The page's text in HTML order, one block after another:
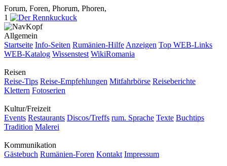
Forum, Foren, Phorum, Phoren,
1
Allgemein
Startseite Info-Seiten Rumänien-Hilfe Anzeigen Top WEB-Links
WEB-Katalog Wissenstest WikiRomania
Reisen
Reise-Tips Reise-Empfehlungen Mitfahrbörse Reiseberichte
Klettern Fotoserien
Kultur/Freizeit
Events Restaurants Discos/Treffs rum. Sprache Texte Buchtips
Tradition Malerei
Kommunikation
Gästebuch Rumänien-Foren Kontakt Impressum